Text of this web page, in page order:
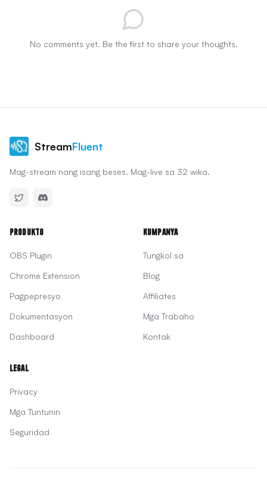
No comments yet. Be the first to share your thoughts.
StreamFluent
Mag-stream nang isang beses. Mag-live sa 32 wika.
Produkto
OBS Plugin
Chrome Extension
Pagpepresyo
Dokumentasyon
Dashboard
Kumpanya
Tungkol sa
Blog
Affiliates
Mga Trabaho
Kontak
Legal
Privacy
Mga Tuntunin
Seguridad